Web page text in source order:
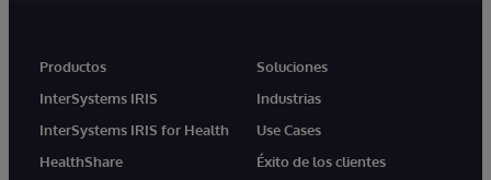
Productos
InterSystems IRIS
InterSystems IRIS for Health
HealthShare
Soluciones
Industrias
Use Cases
Éxito de los clientes